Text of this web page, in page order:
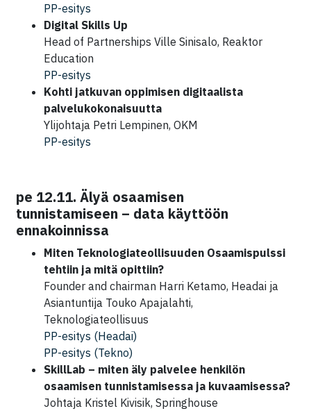
PP-esitys
Digital Skills Up
Head of Partnerships Ville Sinisalo, Reaktor
Education
PP-esitys
Kohti jatkuvan oppimisen digitaalista
palvelukokonaisuutta
Ylijohtaja Petri Lempinen, OKM
PP-esitys
pe 12.11. Älyä osaamisen
tunnistamiseen – data käyttöön
ennakoinnissa
Miten Teknologiateollisuuden Osaamispulssi
tehtiin ja mitä opittiin?
Founder and chairman Harri Ketamo, Headai ja
Asiantuntija Touko Apajalahti,
Teknologiateollisuus
PP-esitys (Headai)
PP-esitys (Tekno)
SkillLab – miten äly palvelee henkilön
osaamisen tunnistamisessa ja kuvaamisessa?
Johtaja Kristel Kivisik, Springhouse